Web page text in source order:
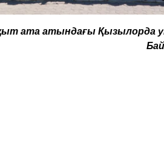
ата атындағы Қызылорда